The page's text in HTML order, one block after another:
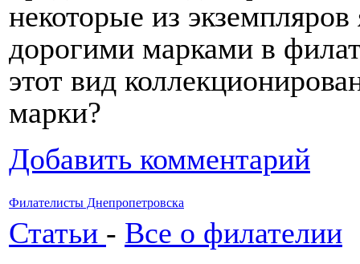
некоторые из
дорогими марками в
этот вид
марки?
Добавить комментарий
Филателисты Днепропетровска
Статьи - Все о филателии